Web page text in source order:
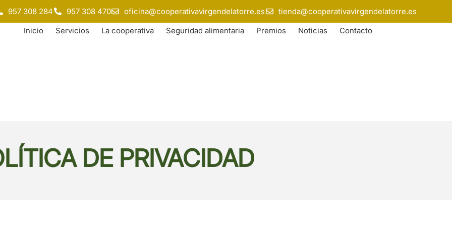
957 308 284 957 308 470 oficina@cooperativavirgendelatorre.es tienda@cooperativavirgendelatorre.es
Inicio Servicios La cooperativa Seguridad alimentaria Premios Noticias Contacto
DE PRIVACIDAD